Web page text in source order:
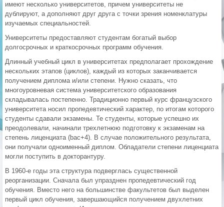
имеют несколько университетов, причем университеты не
дублируют, а дополняют друг друга с точки зрения номенклатуры
изучаемых специальностей.
Университеты предоставляют студентам богатый выбор
долгосрочных и краткосрочных программ обучения.
Длинный учебный цикл в университетах предполагает прохождение
нескольких этапов (циклов), каждый из которых заканчивается
получением диплома и/или степени. Нужно сказать, что
многоуровневая система университетского образования
складывалась постепенно. Традиционно первый курс французского
университета носил пропедевтический характер, по итогам которого
студенты сдавали экзамены. Те студенты, которые успешно их
преодолевали, начинали трехлетнюю подготовку к экзаменам на
степень лиценциата (bac+4). В случае положительного результата,
они получали одноименный диплом. Обладатели степени лиценциата
могли поступить в докторантуру.
В 1960-е годы эта структура подверглась существенной
реорганизации. Сначала был упразднен пропедевтический год
обучения. Вместо него на большинстве факультетов был выделен
первый цикл обучения, завершающийся получением двухлетних